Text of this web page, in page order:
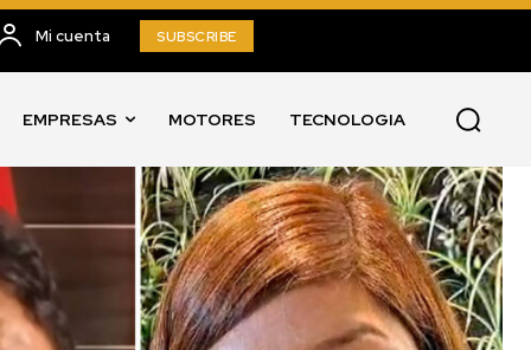
Mi cuenta SUBSCRIBE
EMPRESAS MOTORES TECNOLOGIA